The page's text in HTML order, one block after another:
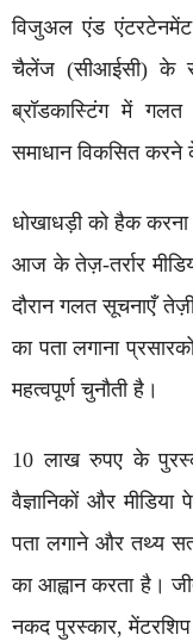
विजुअल एंड
चैलेंज (सीआईसी) के
ब्रॉडकास्टिंग में
समाधान विकसित करने
धोखाधड़ी को हैक करना
आज के तेज़-तर्रार
दौरान गलत सूचनाएँ
का पता लगाना
महत्वपूर्ण चुनौती है।
10 लाख रुपए के
वैज्ञानिकों और
पता लगाने और तथ्य
का आह्वान करता है।
नकद पुरस्कार,